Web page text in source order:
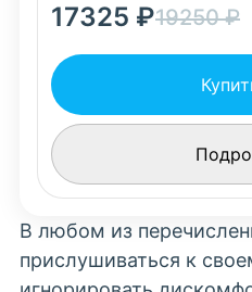
17325 ₽19250₽
В любом из
прислушиваться к